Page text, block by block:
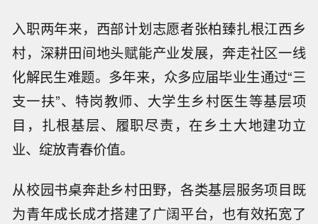
入职两年来，西部计划志愿者张柏臻扎根江西乡
村，深耕田间地头赋能产业发展，奔走社区一线
化解民生难题。多年来，众多应届毕业生通过“三
支一扶”、特岗教师、大学生乡村医生等基层项
目，扎根基层、履职尽责，在乡土大地建功立
业、绽放青春价值。
从校园书桌奔赴乡村田野，各类基层服务项目既
为青年成长成才搭建了广阔平台，也有效拓宽了